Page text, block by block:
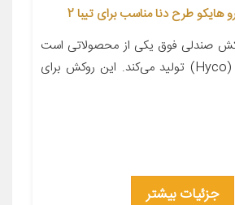
طرح دنا مناسب برای تیبا 2
صندلی فوق یکی از محصولاتی است
که شرکت «هایکو» (Hyco) تولید می‌کند. این روکش برای
جزئیات بیشتر